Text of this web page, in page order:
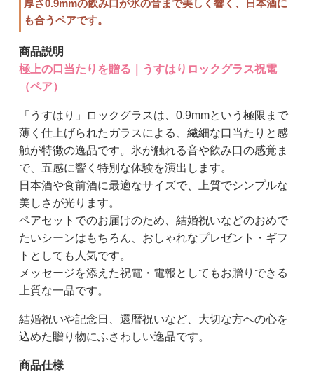
厚さ0.9mmの飲み口が氷の音まで美しく響く、日本酒に
も合うペアです。
商品説明
極上の口当たりを贈る｜うすはりロックグラス祝電
（ペア）
「うすはり」ロックグラスは、0.9mmという極限まで
薄く仕上げられたガラスによる、繊細な口当たりと感
触が特徴の逸品です。氷が触れる音や飲み口の感覚ま
で、五感に響く特別な体験を演出します。
日本酒や食前酒に最適なサイズで、上質でシンプルな
美しさが光ります。
ペアセットでのお届けのため、結婚祝いなどのおめで
たいシーンはもちろん、おしゃれなプレゼント・ギフ
トとしても人気です。
メッセージを添えた祝電・電報としてもお贈りできる
上質な一品です。
結婚祝いや記念日、還暦祝いなど、大切な方への心を
込めた贈り物にふさわしい逸品です。
商品仕様